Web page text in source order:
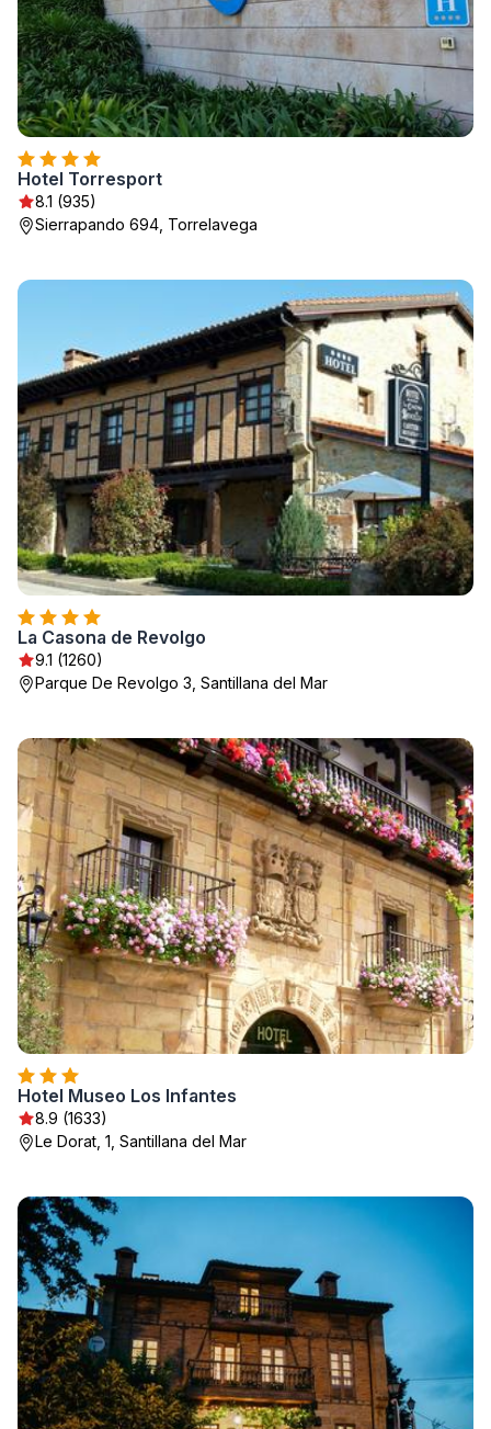
Hotel Torresport
8.1 (935)
Sierrapando 694, Torrelavega
La Casona de Revolgo
9.1 (1260)
Parque De Revolgo 3, Santillana del Mar
Hotel Museo Los Infantes
8.9 (1633)
Le Dorat, 1, Santillana del Mar